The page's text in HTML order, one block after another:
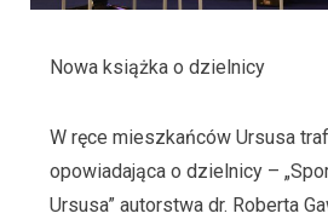
Nowa książka o dzielnicy
W ręce mieszkańców Ursusa
opowiadająca o dzielnicy –
Ursusa” autorstwa dr. Roberta